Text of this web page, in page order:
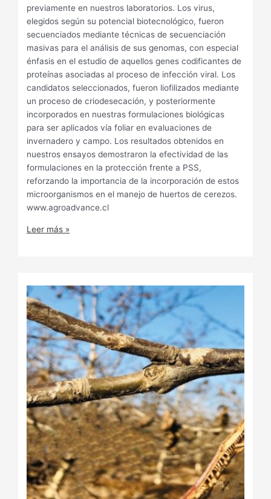
previamente en nuestros laboratorios. Los virus,
elegidos según su potencial biotecnológico, fueron
secuenciados mediante técnicas de secuenciación
masivas para el análisis de sus genomas, con especial
énfasis en el estudio de aquellos genes codificantes de
proteínas asociadas al proceso de infección viral. Los
candidatos seleccionados, fueron liofilizados mediante
un proceso de criodesecación, y posteriormente
incorporados en nuestras formulaciones biológicas
para ser aplicados vía foliar en evaluaciones de
invernadero y campo. Los resultados obtenidos en
nuestros ensayos demostraron la efectividad de las
formulaciones en la protección frente a PSS,
reforzando la importancia de la incorporación de estos
microorganismos en el manejo de huertos de cerezos.
www.agroadvance.cl
Leer más »